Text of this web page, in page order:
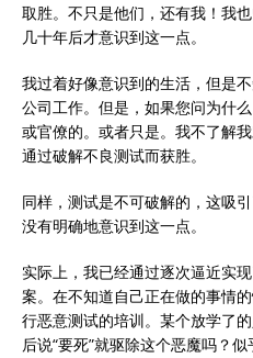
取胜。不只是他们，还有我！我
几十年后才意识到这一点。
我过着好像意识到的生活，但是
公司工作。但是，如果您问为什
或官僚的。或者只是。我不了解
通过破解不良测试而获胜。
同样，测试是不可破解的，这吸
没有明确地意识到这一点。
实际上，我已经通过逐次逼近实
案。在不知道自己正在做的事情
行恶意测试的培训。某个放学了
后说“要死”就驱除这个恶魔吗？似